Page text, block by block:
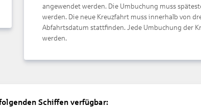
angewendet werden. Die Umbuchung muss
werden. Die neue Kreuzfahrt muss innerhalb von
Abfahrtsdatum stattfinden. Jede Umbuchung der
werden.
Schiffen verfügbar: